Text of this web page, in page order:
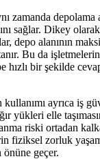
zamanda depolama
sağlar. Dikey
depo alanının
Bu da
hızlı bir şekilde
ayrıca iş
yükleri elle
riski ortadan
fiziksel zorluk
önüne geçer.